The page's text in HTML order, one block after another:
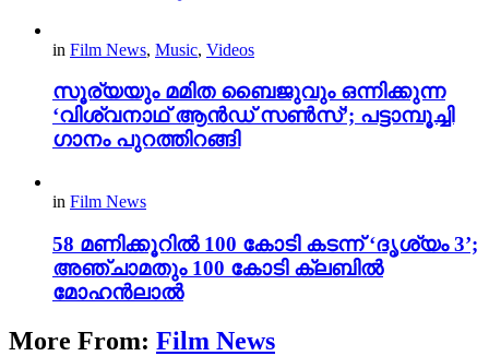
in Film News, Music, Videos
സൂര്യയും മമിത ബൈജുവും ഒന്നിക്കുന്ന
‘വിശ്വനാഥ് ആൻഡ് സൺസ്’; പട്ടാമ്പൂച്ചി
ഗാനം പുറത്തിറങ്ങി
in Film News
58 മണിക്കൂറിൽ 100 കോടി കടന്ന് ‘ദൃശ്യം 3’;
അഞ്ചാമതും 100 കോടി ക്ലബിൽ
മോഹൻലാൽ
More From: Film News